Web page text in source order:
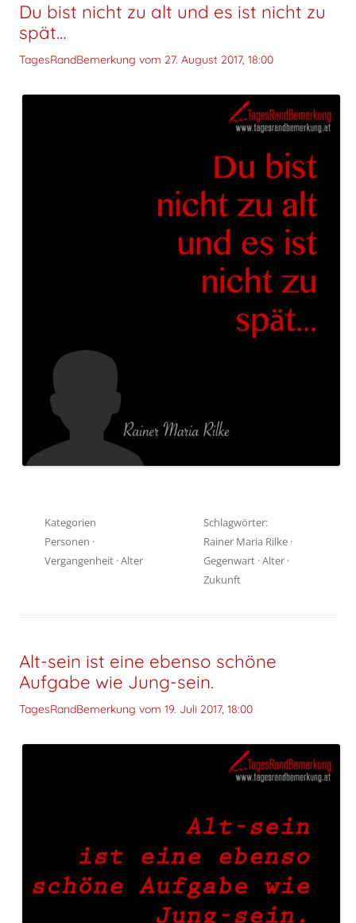
Du bist nicht zu alt und es ist nicht zu
spät…
TagesRandBemerkung vom 27. August 2017, 18:00
Kategorien
Personen ·
Vergangenheit ·Alter
Schlagwörter:
Rainer Maria Rilke ·
Gegenwart ·Alter ·
Zukunft
Alt-sein ist eine ebenso schöne
Aufgabe wie Jung-sein.
TagesRandBemerkung vom 19. Juli 2017, 18:00